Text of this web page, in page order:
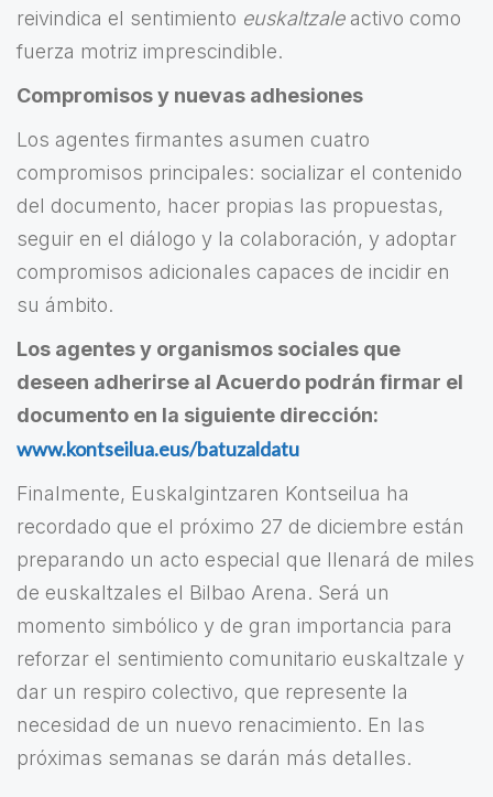
reivindica el sentimiento euskaltzaleactivo como
fuerza motriz imprescindible.
Compromisos y nuevas adhesiones
Los agentes firmantes asumen cuatro
compromisos principales: socializar el contenido
del documento, hacer propias las propuestas,
seguir en el diálogo y la colaboración, y adoptar
compromisos adicionales capaces de incidir en
su ámbito.
Los agentes y organismos sociales que
deseen adherirse al Acuerdo podrán firmar el
documento en la siguiente dirección:
www.kontseilua.eus/batuzaldatu
Finalmente, Euskalgintzaren Kontseilua ha
recordado que el próximo 27 de diciembre están
preparando un acto especial que llenará de miles
de euskaltzales el Bilbao Arena. Será un
momento simbólico y de gran importancia para
reforzar el sentimiento comunitario euskaltzale y
dar un respiro colectivo, que represente la
necesidad de un nuevo renacimiento. En las
próximas semanas se darán más detalles.